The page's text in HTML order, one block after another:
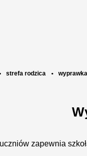
strefa rodzica •
zapewnia